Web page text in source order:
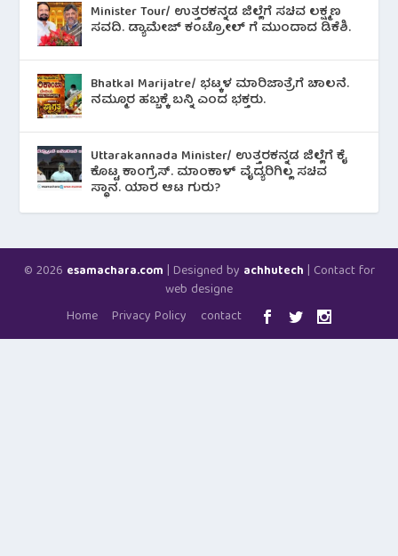
Minister Tour/ ಉತ್ತರಕನ್ನಡ ಜಿಲ್ಲೆಗೆ ಸಚಿವ ಲಕ್ಷ್ಮಣ
ಸವದಿ. ಡ್ಯಾಮೇಜ್ ಕಂಟ್ರೋಲ್ ಗೆ ಮುಂದಾದ ಡಿಕೆಶಿ.
Bhatkal Marijatre/ ಭಟ್ಕಳ ಮಾರಿಜಾತ್ರೆಗೆ ಚಾಲನೆ.
ನಮ್ಮೂರ ಹಬ್ಬಕ್ಕೆ ಬನ್ನಿ ಎಂದ ಭಕ್ತರು.
Uttarakannada Minister/ ಉತ್ತರಕನ್ನಡ ಜಿಲ್ಲೆಗೆ ಕೈ
ಕೊಟ್ಟ ಕಾಂಗ್ರೆಸ್. ಮಾಂಕಾಳ್ ವೈದ್ಯರಿಗಿಲ್ಲ ಸಚಿವ
ಸ್ಥಾನ. ಯಾರ ಆಟ ಗುರು?
© 2026 esamachara.com | Designed by achhutech | Contact for
web designe
Home
Privacy Policy contact